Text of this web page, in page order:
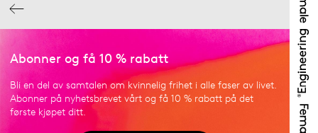
Abonner og få 10 % rabatt
Bli en del av samtalen om kvinnelig frihet i alle faser av livet.
Abonner på nyhetsbrevet vårt og få 10 % rabatt på det
første kjøpet ditt.